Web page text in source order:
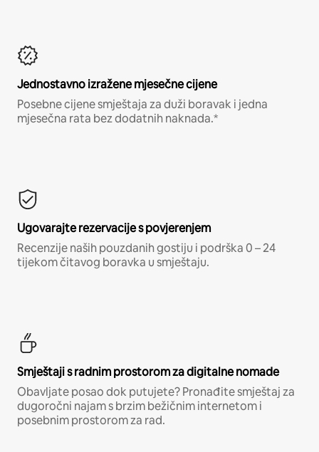
Jednostavno izražene mjesečne cijene
Posebne cijene smještaja za duži boravak i jedna
mjesečna rata bez dodatnih naknada.*
Ugovarajte rezervacije s povjerenjem
Recenzije naših pouzdanih gostiju i podrška 0 – 24
tijekom čitavog boravka u smještaju.
Smještaji s radnim prostorom za digitalne nomade
Obavljate posao dok putujete? Pronađite smještaj za
dugoročni najam s brzim bežičnim internetom i
posebnim prostorom za rad.